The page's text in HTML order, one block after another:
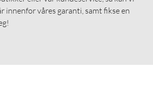
innenfor våres garanti, samt fikse en